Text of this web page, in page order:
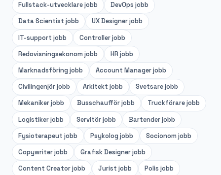
Fullstack-utvecklarejobb DevOps jobb
Data Scientist jobb UX Designerjobb
IT-support jobb Controllerjobb
Redovisningsekonom jobb HR jobb
Marknadsföring jobb Account Managerjobb
Civilingenjörjobb Arkitekt jobb Svetsarejobb
Mekanikerjobb Busschaufförjobb Truckförarejobb
Logistikerjobb Servitörjobb Bartenderjobb
Fysioterapeut jobb Psykolog jobb Socionom jobb
Copywriterjobb Grafisk Designerjobb
Content Creatorjobb Jurist jobb Polis jobb